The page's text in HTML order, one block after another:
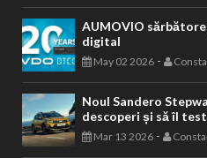
AUMOVIO
digital
May 02 2026 -
Noul Sandero
descoperi și să îl
Mar 13 2026 -